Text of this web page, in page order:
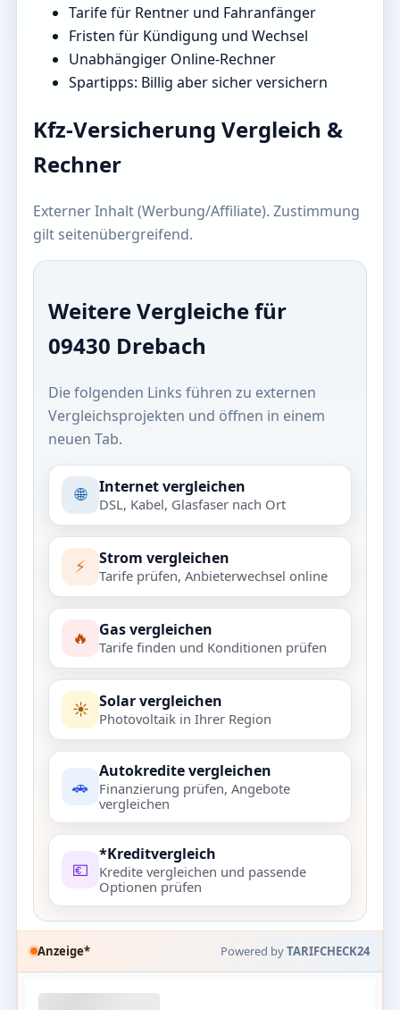
Tarife für Rentner und Fahranfänger
Fristen für Kündigung und Wechsel
Unabhängiger Online-Rechner
Spartipps: Billig aber sicher versichern
Kfz-Versicherung Vergleich &
Rechner
Externer Inhalt (Werbung/Affiliate). Zustimmung
gilt seitenübergreifend.
Weitere Vergleiche für
09430 Drebach
Die folgenden Links führen zu externen
Vergleichsprojekten und öffnen in einem
neuen Tab.
🌐 Internet vergleichen
DSL, Kabel, Glasfaser nach Ort
⚡ Strom vergleichen
Tarife prüfen, Anbieterwechsel online
🔥 Gas vergleichen
Tarife finden und Konditionen prüfen
☀️ Solar vergleichen
Photovoltaik in Ihrer Region
🚗
Autokredite vergleichen
Finanzierung prüfen, Angebote
vergleichen
💶
*Kreditvergleich
Kredite vergleichen und passende
Optionen prüfen
Anzeige* Powered byTARIFCHECK24